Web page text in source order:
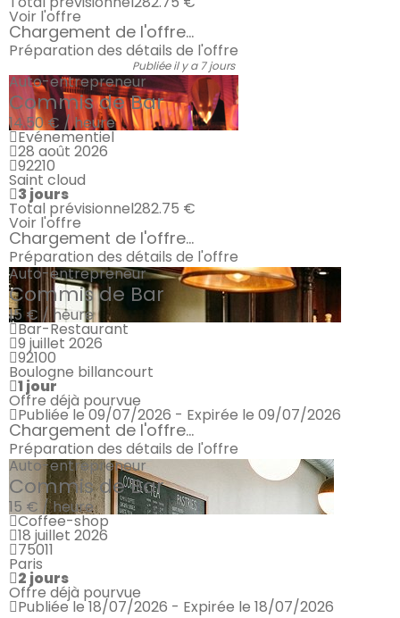
Voir l'offre
Chargement de l'offre...
Préparation des détails de l'offre
Publiée il y a 7 jours
Auto-entrepreneur
Commis de Bar
14.50 € / heure
Evénementiel
28 août 2026
92210
Saint cloud
3 jours
Total prévisionnel282.75 €
Voir l'offre
Chargement de l'offre...
Préparation des détails de l'offre
Auto-entrepreneur
Commis de Bar
15 € / heure
Bar-Restaurant
9 juillet 2026
92100
Boulogne billancourt
1 jour
Offre déjà pourvue
Publiée le 09/07/2026 - Expirée le 09/07/2026
Chargement de l'offre...
Préparation des détails de l'offre
Auto-entrepreneur
Commis de Bar
15 € / heure
Coffee-shop
18 juillet 2026
75011
Paris
2 jours
Offre déjà pourvue
Publiée le 18/07/2026 - Expirée le 18/07/2026